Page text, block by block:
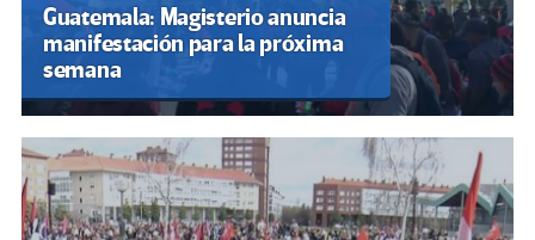
Guatemala: Magisterio anuncia
manifestación para la próxima
semana